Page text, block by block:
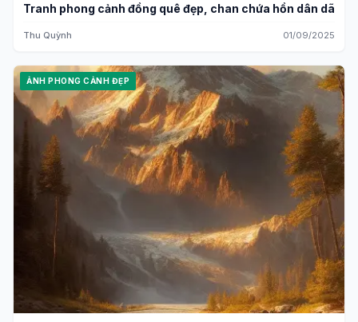
Tranh phong cảnh đồng quê đẹp, chan chứa hồn dân dã
Thu Quỳnh 01/09/2025
ẢNH PHONG CẢNH ĐẸP